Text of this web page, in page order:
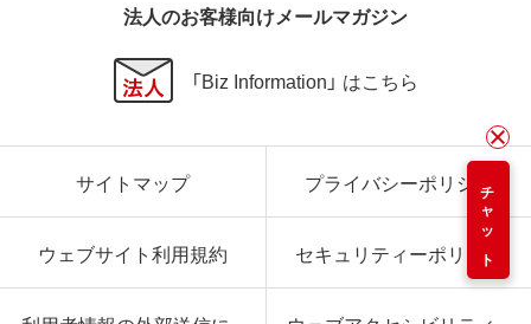
チャット
法人のお客様向けメールマガジン
「Biz Information」 はこちら
サイトマップ プライバシーポリシー
ウェブサイト利用規約 セキュリティーポリシー